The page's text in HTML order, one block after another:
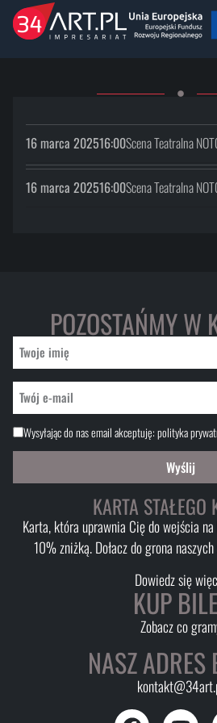
16 marca 202516:00Scena Teatralna NOT
16 marca 202516:00Scena Teatralna NOT
POZOSTAŃMY W
Wysyłając do nas email akceptuję:polityka
Wyślij
KARTA STAŁEGO
Karta, która uprawnia Cię do wejścia
10% zniżką. Dołacz do grona
Dowiedz się
KUP
Zobacz co
NASZ ADRES